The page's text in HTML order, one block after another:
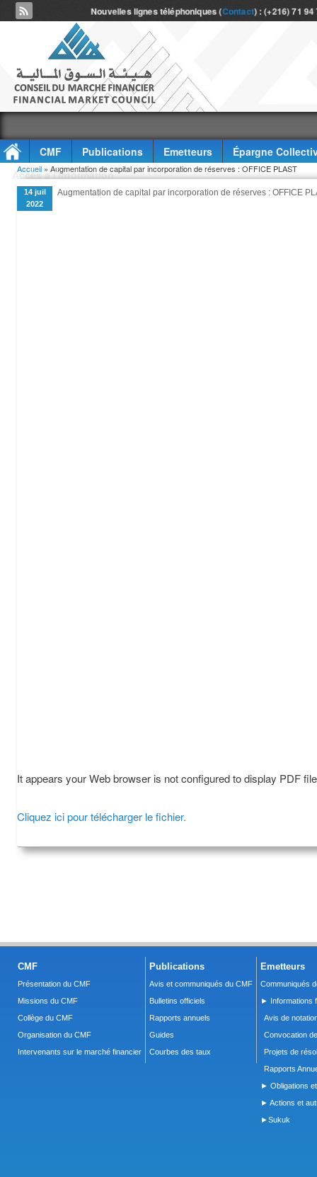
Nouvelles lignes téléphoniques (Contact) : (+216) 71
CMF Publications Emetteurs
Épargne
Accès à l'information
Vous êtes ici
Accueil » Augmentation de capital par incorporation de réserves : OFFICE PLAST
14 juil
2022
Augmentation de capital par incorporation de réserves : OFFICE
It appears your Web browser is not configured to display PDF
Cliquez ici pour télécharger le fichier.
CMF
Présentation du CMF
Missions du CMF
Collège du CMF
Organisation du CMF
Intervenants sur le marché financier
Publications
Avis et communiqués du CMF
Bulletins officiels
Rapports annuels
Guides
Courbes des taux
Emetteurs
Communiqués
► Informations
Avis de
Convocation
Projets de
Rapports
► Obligations
► Actions et
►Sukuk